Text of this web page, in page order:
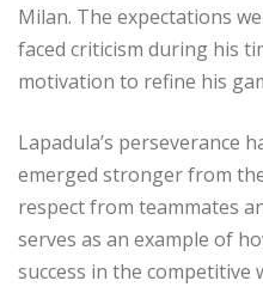
Milan. The expectations
faced criticism during his
motivation to refine his
Lapadula’s perseverance
emerged stronger from
respect from teammates
serves as an example of
success in the competitive